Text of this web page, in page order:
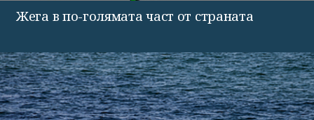
Жега в по-голямата част от страната